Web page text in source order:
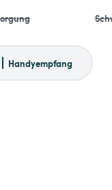
Handyempfang